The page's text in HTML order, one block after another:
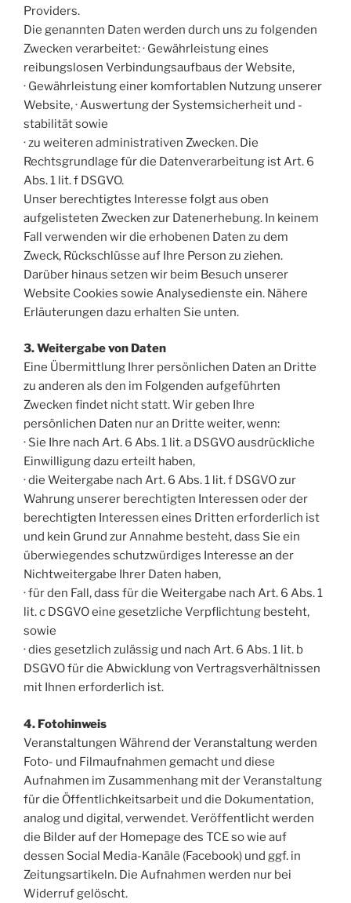
Providers.
Die genannten Daten werden durch uns zu folgenden
Zwecken verarbeitet: · Gewährleistung eines
reibungslosen Verbindungsaufbaus der Website,
· Gewährleistung einer komfortablen Nutzung unserer
Website, · Auswertung der Systemsicherheit und -
stabilität sowie
· zu weiteren administrativen Zwecken. Die
Rechtsgrundlage für die Datenverarbeitung ist Art. 6
Abs. 1 lit. f DSGVO.
Unser berechtigtes Interesse folgt aus oben
aufgelisteten Zwecken zur Datenerhebung. In keinem
Fall verwenden wir die erhobenen Daten zu dem
Zweck, Rückschlüsse auf Ihre Person zu ziehen.
Darüber hinaus setzen wir beim Besuch unserer
Website Cookies sowie Analysedienste ein. Nähere
Erläuterungen dazu erhalten Sie unten.
3. Weitergabe von Daten
Eine Übermittlung Ihrer persönlichen Daten an Dritte
zu anderen als den im Folgenden aufgeführten
Zwecken findet nicht statt. Wir geben Ihre
persönlichen Daten nur an Dritte weiter, wenn:
· Sie Ihre nach Art. 6 Abs. 1 lit. a DSGVO ausdrückliche
Einwilligung dazu erteilt haben,
· die Weitergabe nach Art. 6 Abs. 1 lit. f DSGVO zur
Wahrung unserer berechtigten Interessen oder der
berechtigten Interessen eines Dritten erforderlich ist
und kein Grund zur Annahme besteht, dass Sie ein
überwiegendes schutzwürdiges Interesse an der
Nichtweitergabe Ihrer Daten haben,
· für den Fall, dass für die Weitergabe nach Art. 6 Abs. 1
lit. c DSGVO eine gesetzliche Verpflichtung besteht,
sowie
· dies gesetzlich zulässig und nach Art. 6 Abs. 1 lit. b
DSGVO für die Abwicklung von Vertragsverhältnissen
mit Ihnen erforderlich ist.
4. Fotohinweis
Veranstaltungen Während der Veranstaltung werden
Foto- und Filmaufnahmen gemacht und diese
Aufnahmen im Zusammenhang mit der Veranstaltung
für die Öffentlichkeitsarbeit und die Dokumentation,
analog und digital, verwendet. Veröffentlicht werden
die Bilder auf der Homepage des TCE so wie auf
dessen Social Media-Kanäle (Facebook) und ggf. in
Zeitungsartikeln. Die Aufnahmen werden nur bei
Widerruf gelöscht.